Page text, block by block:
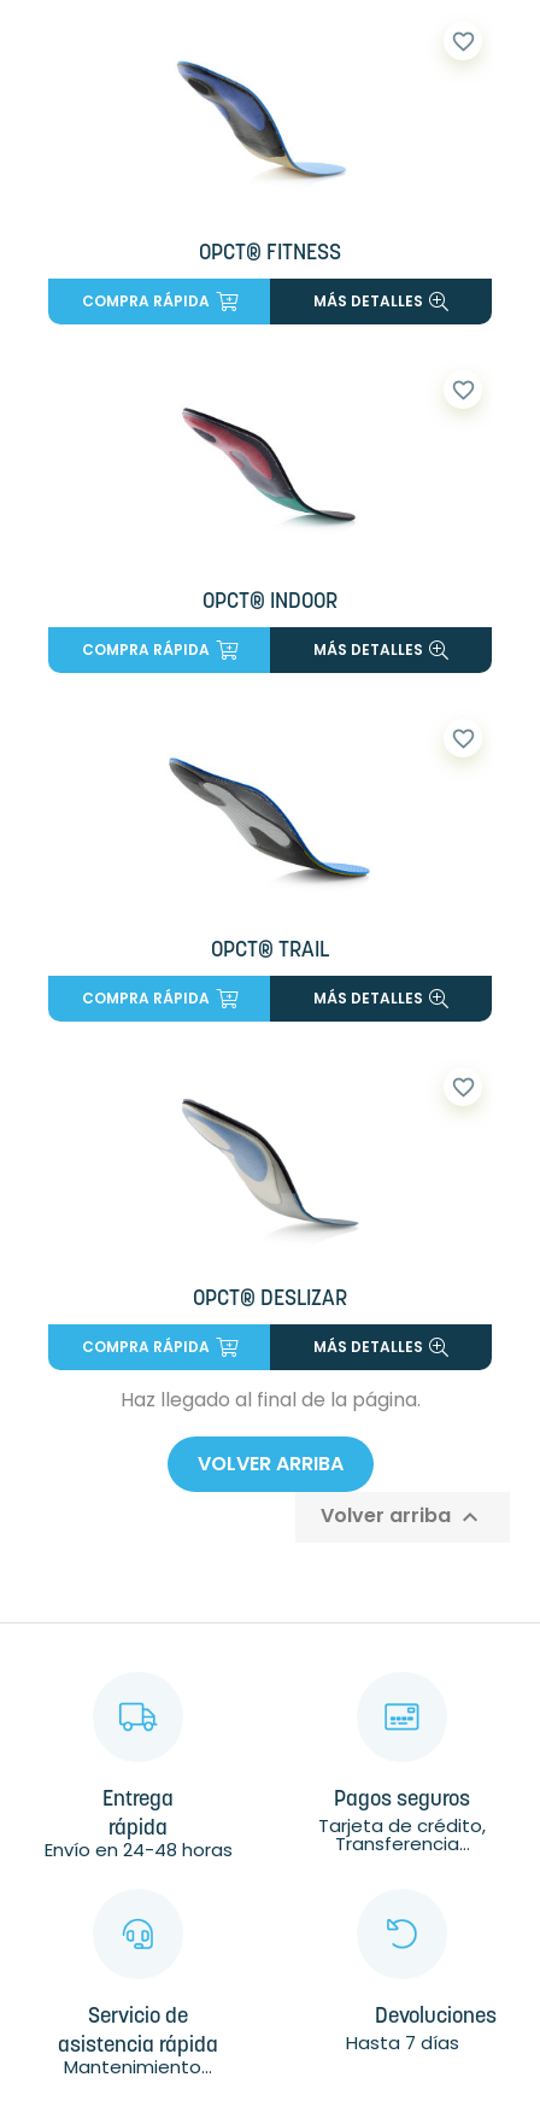
favorite_border
OPCT® FITNESS
COMPRA RÁPIDA MÁS DETALLES
favorite_border
OPCT® INDOOR
COMPRA RÁPIDA MÁS DETALLES
favorite_border
OPCT® TRAIL
COMPRA RÁPIDA MÁS DETALLES
favorite_border
OPCT® DESLIZAR
COMPRA RÁPIDA MÁS DETALLES
Haz llegado al final de la página.
VOLVER ARRIBA
Volver arriba 
Entrega
rápida
Envío en 24-48 horas
Pagos seguros
Tarjeta de crédito,
Transferencia...
Servicio de
asistencia rápida
Mantenimiento...
Devoluciones
Hasta 7 días